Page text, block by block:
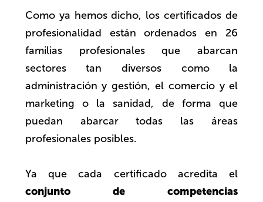
Como ya hemos dicho, los certificados de
profesionalidad están ordenados en 26
familias profesionales que abarcan
sectores tan diversos como la
administración y gestión, el comercio y el
marketing o la sanidad, de forma que
puedan abarcar todas las áreas
profesionales posibles.
Ya que cada certificado acredita el
conjunto de competencias